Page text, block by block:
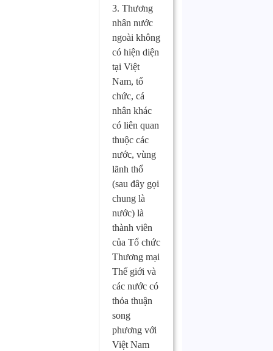
3. Thương
nhân nước
ngoài không
có hiện diện
tại Việt
Nam, tổ
chức, cá
nhân khác
có liên quan
thuộc các
nước, vùng
lãnh thổ
(sau đây gọi
chung là
nước) là
thành viên
của Tổ chức
Thương mại
Thế giới và
các nước có
thỏa thuận
song
phương với
Việt Nam